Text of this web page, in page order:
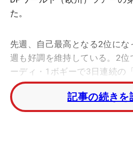
た。
先週、自己最高となる2位にな
週も好調を維持している。2
ーディ・1ボギーで3日連続の
1打差をつけるトータル15ア
ばし、単独首位で最終日に進
優勝に王手をかけた。
記事の続きを